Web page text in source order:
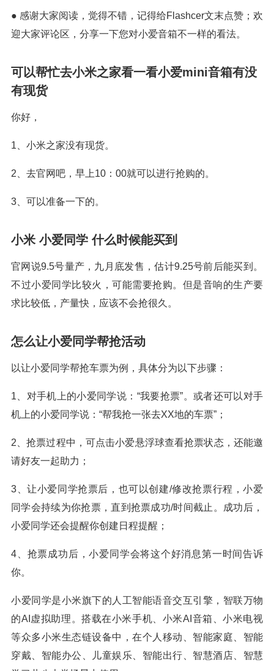
● 感谢大家阅读，觉得不错，记得给Flashcer文末点赞；欢
迎大家评论区，分享一下您对小爱音箱不一样的看法。
可以帮忙去小米之家看一看小爱mini音箱有没
有现货
你好，
1、小米之家没有现货。
2、去官网吧，早上10：00就可以进行抢购的。
3、可以准备一下的。
小米 小爱同学 什么时候能买到
官网说9.5号量产，九月底发售，估计9.25号前后能买到。
不过小爱同学比较火，可能需要抢购。但是音响的生产要
求比较低，产量快，应该不会抢很久。
怎么让小爱同学帮抢活动
以让小爱同学帮抢车票为例，具体分为以下步骤：
1、对手机上的小爱同学说：“我要抢票”。或者还可以对手
机上的小爱同学说：“帮我抢一张去XX地的车票”；
2、抢票过程中，可点击小爱悬浮球查看抢票状态，还能邀
请好友一起助力；
3、让小爱同学抢票后，也可以创建/修改抢票行程，小爱
同学会持续为你抢票，直到抢票成功/时间截止。成功后，
小爱同学还会提醒你创建日程提醒；
4、抢票成功后，小爱同学会将这个好消息第一时间告诉
你。
小爱同学是小米旗下的人工智能语音交互引擎，智联万物
的AI虚拟助理。搭载在小米手机、小米AI音箱、小米电视
等众多小米生态链设备中，在个人移动、智能家庭、智能
穿戴、智能办公、儿童娱乐、智能出行、智慧酒店、智慧